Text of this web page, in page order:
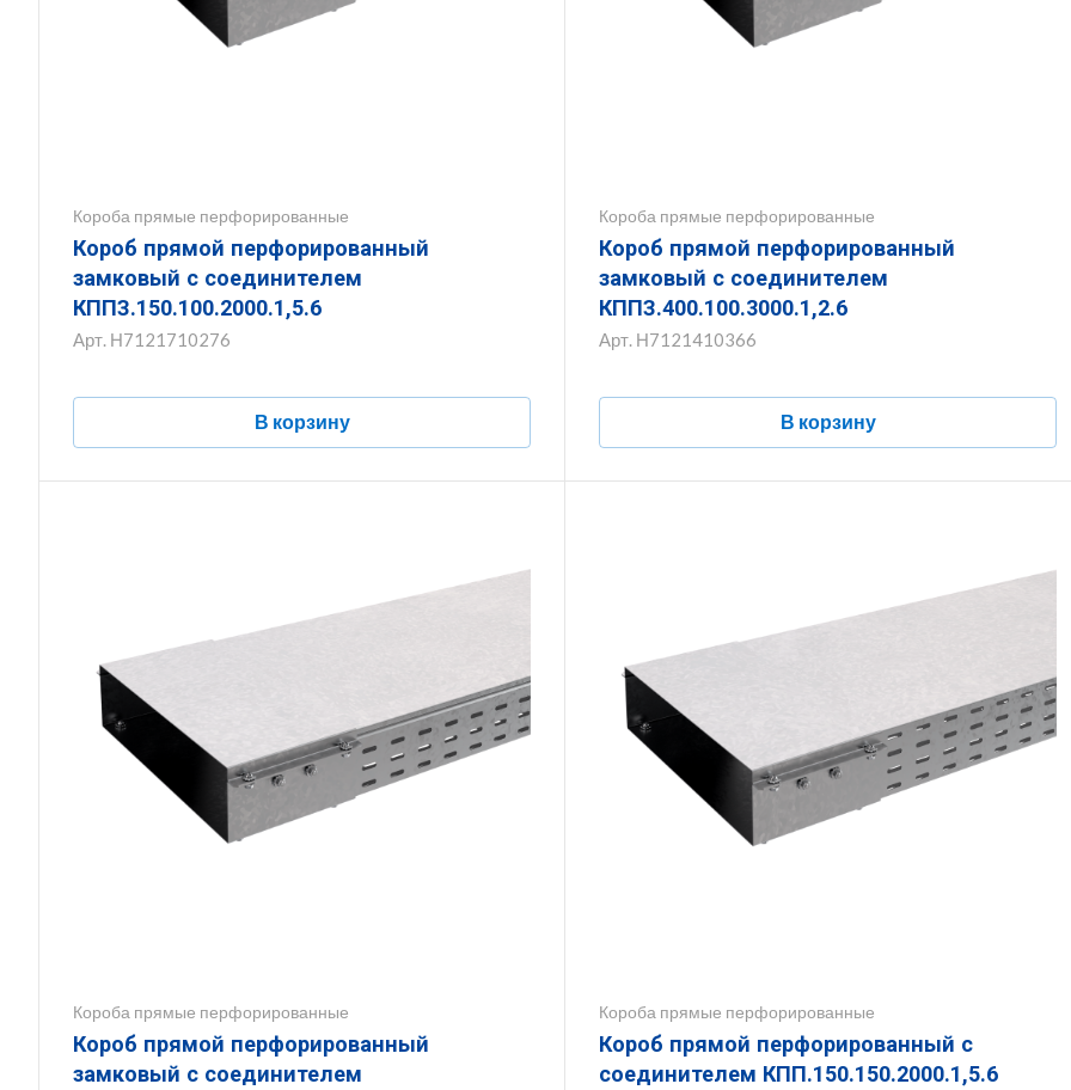
Короба прямые перфорированные
Короб прямой перфорированный
замковый с соединителем
КППЗ.150.100.2000.1,5.6
Арт. Н7121710276
В корзину
Короба прямые перфорированные
Короб прямой перфорированный
замковый с соединителем
КППЗ.400.100.3000.1,2.6
Арт. Н7121410366
В корзину
Короба прямые перфорированные
Короб прямой перфорированный
замковый с соединителем
Короба прямые перфорированные
Короб прямой перфорированный с
соединителем КПП.150.150.2000.1,5.6